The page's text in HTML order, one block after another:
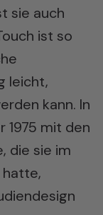
sie auch
ist so
leicht,
kann. In
1975 mit den
die sie im